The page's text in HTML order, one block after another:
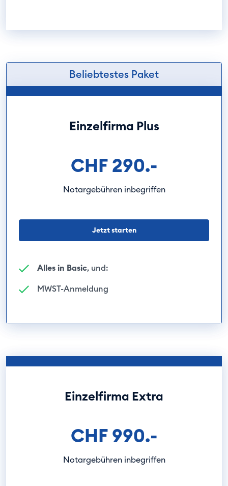
Beliebtestes Paket
Einzelfirma Plus
CHF 290.-
Notargebühren inbegriffen
Jetzt starten
Alles in Basic, und:
MWST-Anmeldung
Einzelfirma Extra
CHF 990.-
Notargebühren inbegriffen